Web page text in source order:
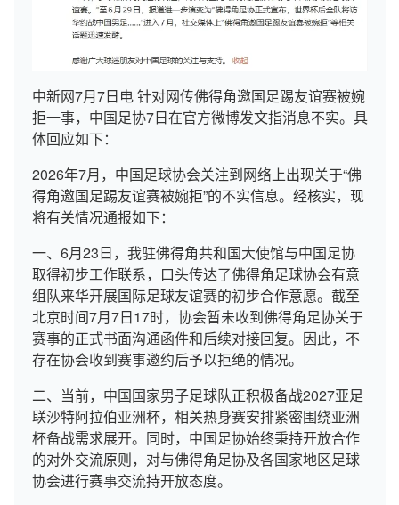
中新网7月7日电 针对网传佛得角邀国足踢友谊赛被婉
拒一事，中国足协7日在官方微博发文指消息不实。具
体回应如下：
2026年7月，中国足球协会关注到网络上出现关于“佛
得角邀国足踢友谊赛被婉拒”的不实信息。经核实，现
将有关情况通报如下：
一、6月23日，我驻佛得角共和国大使馆与中国足协
取得初步工作联系，口头传达了佛得角足球协会有意
组队来华开展国际足球友谊赛的初步合作意愿。截至
北京时间7月7日17时，协会暂未收到佛得角足协关于
赛事的正式书面沟通函件和后续对接回复。因此，不
存在协会收到赛事邀约后予以拒绝的情况。
二、当前，中国国家男子足球队正积极备战2027亚足
联沙特阿拉伯亚洲杯，相关热身赛安排紧密围绕亚洲
杯备战需求展开。同时，中国足协始终秉持开放合作
的对外交流原则，对与佛得角足协及各国家地区足球
协会进行赛事交流持开放态度。